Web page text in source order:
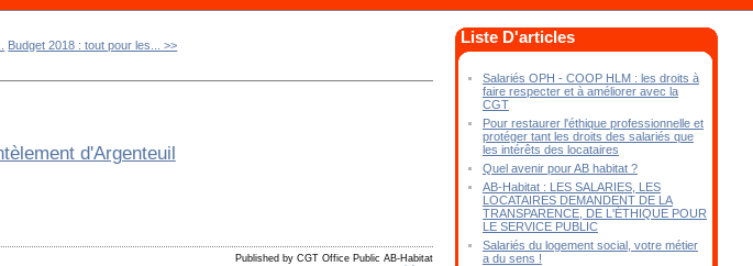
Budget 2018 : tout pour les... >>
Published by CGT Office Public AB-Habitat
Liste D'articles
Salariés OPH - COOP HLM : les droits à
faire respecter et à améliorer avec la
CGT
Pour restaurer l'éthique professionnelle et
protéger tant les droits des salariés que
les intérêts des locataires
Quel avenir pour AB habitat ?
AB-Habitat : LES SALARIES, LES
LOCATAIRES DEMANDENT DE LA
TRANSPARENCE, DE L'ÉTHIQUE POUR
LE SERVICE PUBLIC
Salariés du logement social, votre métier
a du sens !